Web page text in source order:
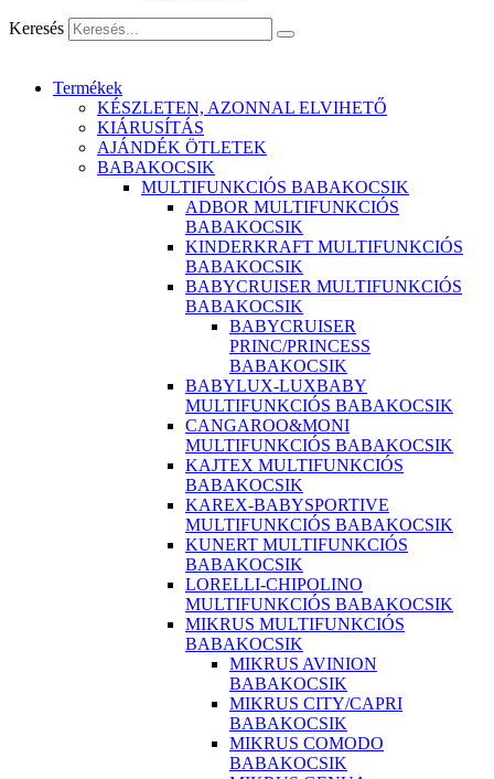
Keresés
Termékek
KÉSZLETEN, AZONNAL ELVIHETŐ
KIÁRUSÍTÁS
AJÁNDÉK ÖTLETEK
BABAKOCSIK
MULTIFUNKCIÓS BABAKOCSIK
ADBOR MULTIFUNKCIÓS
BABAKOCSIK
KINDERKRAFT MULTIFUNKCIÓS
BABAKOCSIK
BABYCRUISER MULTIFUNKCIÓS
BABAKOCSIK
BABYCRUISER
PRINC/PRINCESS
BABAKOCSIK
BABYLUX-LUXBABY
MULTIFUNKCIÓS BABAKOCSIK
CANGAROO&MONI
MULTIFUNKCIÓS BABAKOCSIK
KAJTEX MULTIFUNKCIÓS
BABAKOCSIK
KAREX-BABYSPORTIVE
MULTIFUNKCIÓS BABAKOCSIK
KUNERT MULTIFUNKCIÓS
BABAKOCSIK
LORELLI-CHIPOLINO
MULTIFUNKCIÓS BABAKOCSIK
MIKRUS MULTIFUNKCIÓS
BABAKOCSIK
MIKRUS AVINION
BABAKOCSIK
MIKRUS CITY/CAPRI
BABAKOCSIK
MIKRUS COMODO
BABAKOCSIK